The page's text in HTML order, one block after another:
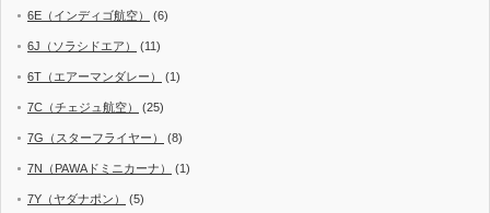
6E（インディゴ航空） (6)
6J（ソラシドエア） (11)
6T（エアーマンダレー） (1)
7C（チェジュ航空） (25)
7G（スターフライヤー） (8)
7N（PAWAドミニカーナ） (1)
7Y（ヤダナポン） (5)